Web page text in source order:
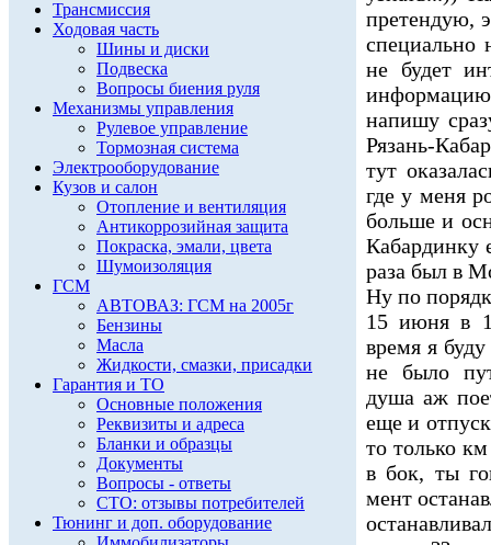
Трансмиссия
Ходовая часть
Шины и диски
Подвеска
Вопросы биения руля
Механизмы управления
Рулевое управление
Тормозная система
Электрооборудование
Кузов и салон
Отопление и вентиляция
Антикоррозийная защита
Покраска, эмали, цвета
Шумоизоляция
ГСМ
АВТОВАЗ: ГСМ на 2005г
Бензины
Масла
Жидкости, смазки, присадки
Гарантия и ТО
Основные положения
Реквизиты и адреса
Бланки и образцы
Документы
Вопросы - ответы
СТО: отзывы потребителей
Тюнинг и доп. оборудование
претендую,
специально
не будет
напишу
Рязань-
тут
где у меня
больше и
Кабардинку
раза был в
Ну по
15 июня в
время я
не было
душа аж
еще и
то только
в бок, ты
мент